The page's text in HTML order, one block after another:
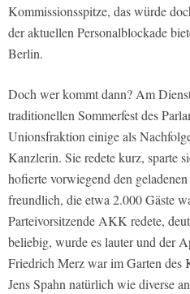
Kommissionsspitze, das würde
der aktuellen Personalblockade
Berlin.
Doch wer kommt dann? Am
traditionellen Sommerfest des
Unionsfraktion einige als
Kanzlerin. Sie redete kurz, sparte
hofierte vorwiegend den
freundlich, die etwa 2.000 Gäste
Parteivorsitzende AKK redete,
beliebig, wurde es lauter und der
Friedrich Merz war im Garten des
Jens Spahn natürlich wie diverse